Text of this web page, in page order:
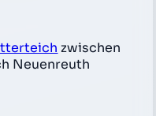
zwischen
Neuenreuth